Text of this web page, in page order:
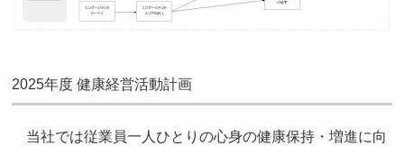
2025年度 健康経営活動計画
当社では従業員一人ひとりの心身の健康保持・増進に向